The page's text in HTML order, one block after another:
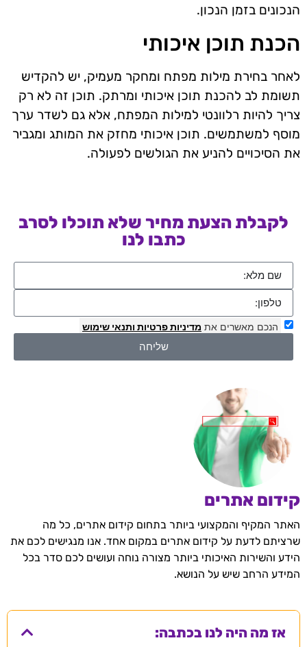
הנכונים בזמן הנכון.
הכנת תוכן איכותי
לאחר בחירת מילות מפתח ומחקר מעמיק, יש להקדיש
תשומת לב להכנת תוכן איכותי ומרתק. תוכן זה לא רק
צריך להיות רלוונטי למילות המפתח, אלא גם לשדר ערך
מוסף למשתמשים. תוכן איכותי מחזק את המותג ומגביר
את הסיכויים להניע את הגולשים לפעולה.
לקבלת הצעת מחיר שלא תוכלו לסרב
כתבו לנו
הנכם מאשרים את מדיניות פרטיות ותנאי שימוש
שליחה
קידום אתרים
האתר המקיף והמקצועי ביותר בתחום קידום אתרים, כל מה
שרציתם לדעת על קידום אתרים במקום אחד. אנו מנגישים לכם את
הידע והשירות האיכותי ביותר מצורה נוחה ועושים לכם סדר בכל
המידע הרחב שיש על הנושא.
אז מה היה לנו בכתבה: